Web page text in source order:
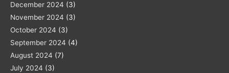
December 2024 (3)
November 2024 (3)
October 2024 (3)
September 2024 (4)
August 2024 (7)
July 2024 (3)